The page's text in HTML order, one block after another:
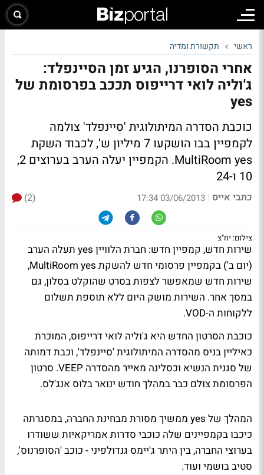
ראשי תקשורת ומדיה
אחרי הסופרנו, הגיע זמן הסיינפלד:
ג'וליה לואי דרייפוס תככב בפרסומת של
yes
כוכבת הסדרה המיתולוגית 'סיינפלד' צולמה
לקמפיין בבו הושקעו 7 מיליון ש', לכבוד השקת
MultiRoom yes. הקמפיין יעלה הערב בערוצים 2,
10 ו-24
כתבי אייס |
03/06/2013 17:34
(2)
צילום: יח"צ
שירות חדש, קמפיין חדש: חברת הלוויין yes תעלה הערב
(יום ב') בקמפיין פרסומי חדש להשקת MultiRoom yes,
שירות חדש שמאפשר לצפות בסרט שהוקלט בסלון, גם
במסך אחר. השירות מושק היום ללא תוספת תשלום
ללקוחות ה-VOD.
כוכבת הסרטון החדש היא ג'וליה לואי דרייפוס, המוכרת
כאיליין בניס מהסדרה המיתולוגית 'סיינפלד', וכבת דמותה
של סגנית הנשיא וכסלינה מאייר מהסדרה VEEP. סרטון
הפרסומת צולם כבר במהלך חודש ינואר בלוס אנג'לס.
המהלך של yes ממשיך מסורת מבחינת החברה, במסגרתה
כיכבו בקמפיינים שלה כוכבי סדרות אמריקאיות ששודרו
בערוצי החברה, בין היתר ג'יימס גנדולפיני - כוכב 'הסופרנוס',
סטיב בושמי ועוד.